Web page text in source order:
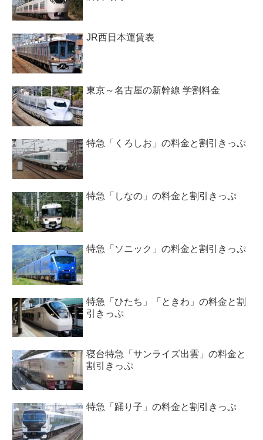
JR西日本運賃表
東京～名古屋の新幹線 学割料金
特急「くろしお」の料金と割引きっぷ
特急「しなの」の料金と割引きっぷ
特急「ソニック」の料金と割引きっぷ
特急「ひたち」「ときわ」の料金と割
引きっぷ
寝台特急「サンライズ出雲」の料金と
割引きっぷ
特急「踊り子」の料金と割引きっぷ